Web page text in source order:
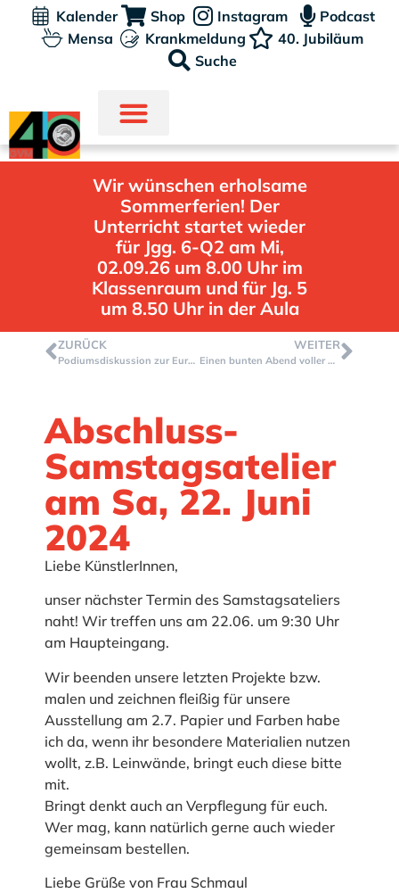
Kalender Shop Instagram
Podcast
Mensa
Krankmeldung
40. Jubiläum
Suche
Wir wünschen erholsame
Sommerferien! Der
Unterricht startet wieder
für Jgg. 6-Q2 am Mi,
02.09.26 um 8.00 Uhr im
Klassenraum und für Jg. 5
um 8.50 Uhr in der Aula
ZURÜCK
Podiumsdiskussion zur Europawahl an unserer GVM
WEITER
Einen bunten Abend voller Wunder…
Abschluss-
Samstagsatelier
am Sa, 22. Juni
2024
Liebe KünstlerInnen,
unser nächster Termin des Samstagsateliers
naht! Wir treffen uns am 22.06. um 9:30 Uhr
am Haupteingang.
Wir beenden unsere letzten Projekte bzw.
malen und zeichnen fleißig für unsere
Ausstellung am 2.7. Papier und Farben habe
ich da, wenn ihr besondere Materialien nutzen
wollt, z.B. Leinwände, bringt euch diese bitte
mit.
Bringt denkt auch an Verpflegung für euch.
Wer mag, kann natürlich gerne auch wieder
gemeinsam bestellen.
Liebe Grüße von Frau Schmaul